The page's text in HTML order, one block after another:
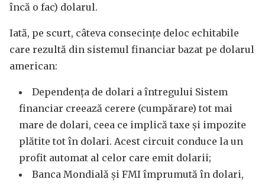
încă o fac) dolarul.
Iată, pe scurt, câteva consecințe deloc echitabile
care rezultă din sistemul financiar bazat pe dolarul
american:
Dependența de dolari a întregului Sistem
financiar creează cerere (cumpărare) tot mai
mare de dolari, ceea ce implică taxe și impozite
plătite tot în dolari. Acest circuit conduce la un
profit automat al celor care emit dolarii;
Banca Mondială și FMI împrumută în dolari,